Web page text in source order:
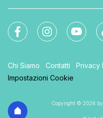
Chi Siamo Contatti Privacy
Impostazioni Cookie
Copyright © 2026 by